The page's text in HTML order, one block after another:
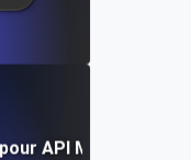
API Monitoring